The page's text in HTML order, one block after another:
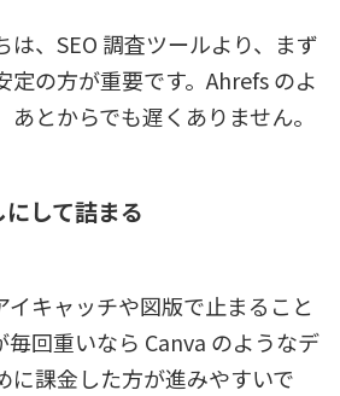
は、SEO 調査ツールより、まず
定の方が重要です。Ahrefs のよ
とからでも遅くありません。
して詰まる
イキャッチや図版で止まること
毎回重いなら Canva のようなデ
に課金した方が進みやすいで